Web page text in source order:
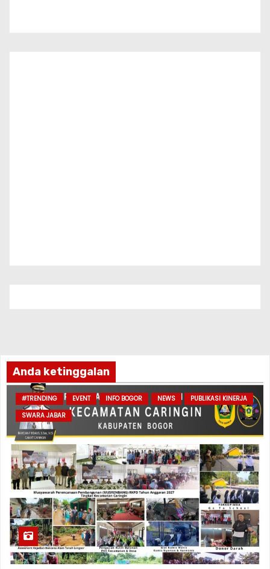
Anda ketinggalan
#TRENDING EVENT INFO BOGOR NEWS
PUBLIKASI KINERJA
SWARA JABAR